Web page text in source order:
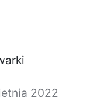
2022